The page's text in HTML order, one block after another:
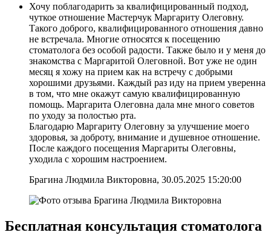
Хочу поблагодарить за квалифицированный подход,
чуткое отношение Мастерчук Маргариту Олеговну.
Такого доброго, квалифицированного отношения давно
не встречала. Многие относятся к посещению
стоматолога без особой радости. Также было и у меня до
знакомства с Маргаритой Олеговной. Вот уже не один
месяц я хожу на прием как на встречу с добрыми
хорошими друзьями. Каждый раз иду на прием уверенна
в том, что мне окажут самую квалифицированную
помощь. Маргарита Олеговна дала мне много советов
по уходу за полостью рта.
Благодарю Маргариту Олеговну за улучшение моего
здоровья, за доброту, внимание и душевное отношение.
После каждого посещения Маргариты Олеговны,
уходила с хорошим настроением.
Брагина Людмила Викторовна, 30.05.2025 15:20:00
Бесплатная консультация стоматолога